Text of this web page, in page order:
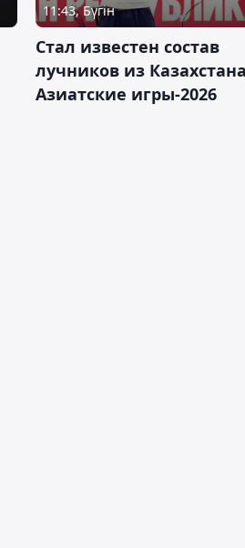
11:43, Бүгін
Стал известен состав
лучников из
Азиатские игры-2026